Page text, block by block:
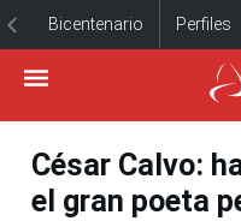
Bicentenario Perfiles
César Calvo:
el gran poeta